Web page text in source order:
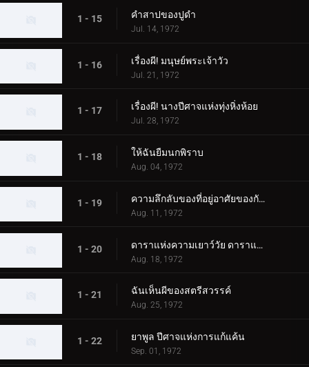
1 - 15 คำสาปของปูดำ
Jul. 14, 1972
1 - 16 เรื่องผี! มนุษย์พระเจ้าวัว
Jul. 21, 1972
1 - 17 เรื่องผี! นางปีศาจแห่งทุ่งหิ่งห้อย
Jul. 28, 1972
1 - 18 ให้ฉันยืมนกพิราบ
Aug. 04, 1972
1 - 19 ความลึกลับของที่อยู่อาศัยของกัปปะ
Aug. 11, 1972
1 - 20 ดาราแห่งความเยาว์วัย ดาราแห่งคู่รัก
Aug. 18, 1972
1 - 21 ฉันเห็นผีของสตรีสวรรค์
Aug. 25, 1972
1 - 22 ยาพูล ปีศาจแห่งการแก้แค้น
Sep. 01, 1972